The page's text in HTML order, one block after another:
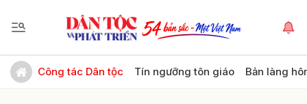
Công tác Dân tộc Tín ngưỡng tôn giáo Bản làng
Gửi bình luận